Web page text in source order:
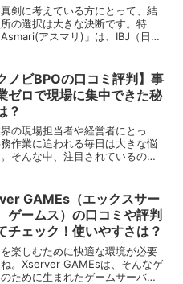
剣に考えている方にとって、結
の選択は大きな決断です。特
アスマリ)」は、IBJ（日本
る個別サポートや、豊富な会員数
め、出...
ノビBPOの口コミ評判】事
ゼロで現場に集中できた秘
？
の現場担当者や経営者にとっ
作業に追われる毎日は大きな悩
そんな中、注目されているのが
現場の負担を軽減し、本来の業
できる環境を整え...
GAMEs（エックスサー
ームス）の口コミや評判
チェック！使いやすさは？
楽しむために快適な環境が必要
。Xserver GAMEsは、そんなゲ
ために生まれたゲームサーバー